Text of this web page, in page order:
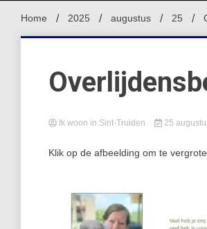
Home 2025 augustus 25
Ik woon in Sint-Truiden 25
Klik op de afbeelding om te